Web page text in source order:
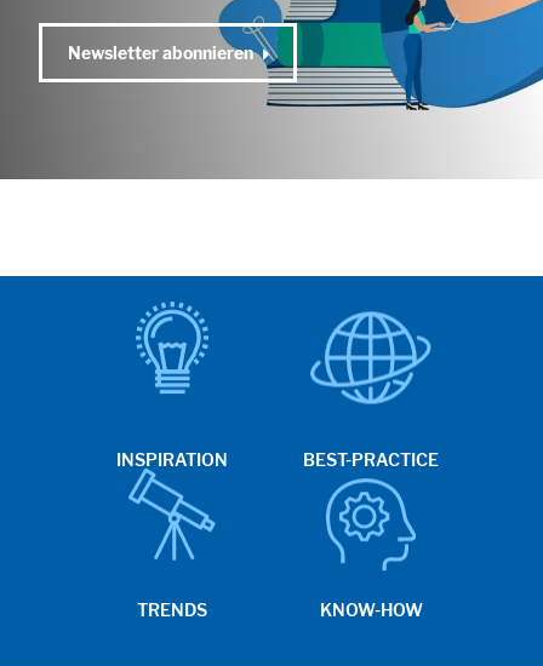
Newsletter abonnieren
INSPIRATION BEST-PRACTICE
TRENDS KNOW-HOW